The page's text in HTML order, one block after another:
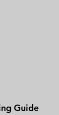
Guide